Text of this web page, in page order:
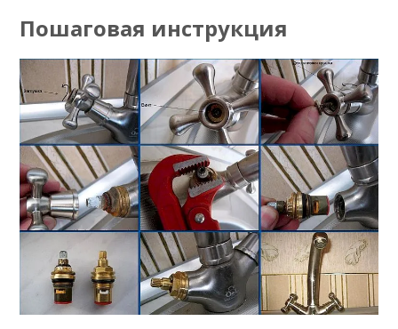
Пошаговая инструкция